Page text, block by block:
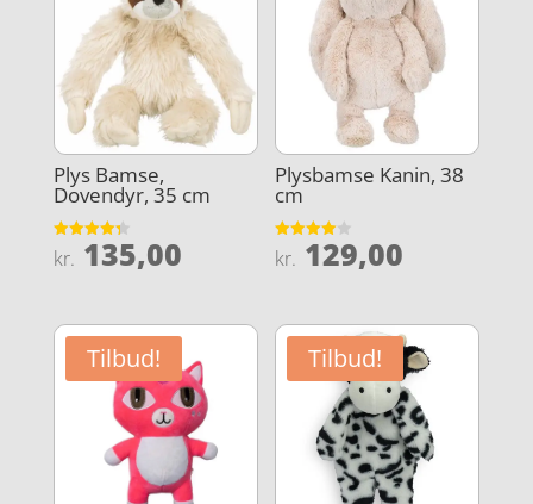
Plys Bamse,
Dovendyr, 35 cm
Vurderet
4.3
kr. 135,00
Plysbamse Kanin, 38
cm
Vurderet
4
kr. 129,00
Tilbud! Tilbud!